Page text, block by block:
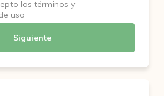
los términos y
uso
Siguiente